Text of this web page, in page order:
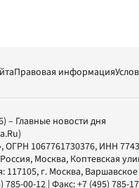
Правовая информация
– Главные новости дня
, ОГРН 1067761730376, ИНН
Москва, Коптевская
117105, г. Москва, Варшавское
785-00-12| Факс:+7 (495) 785-